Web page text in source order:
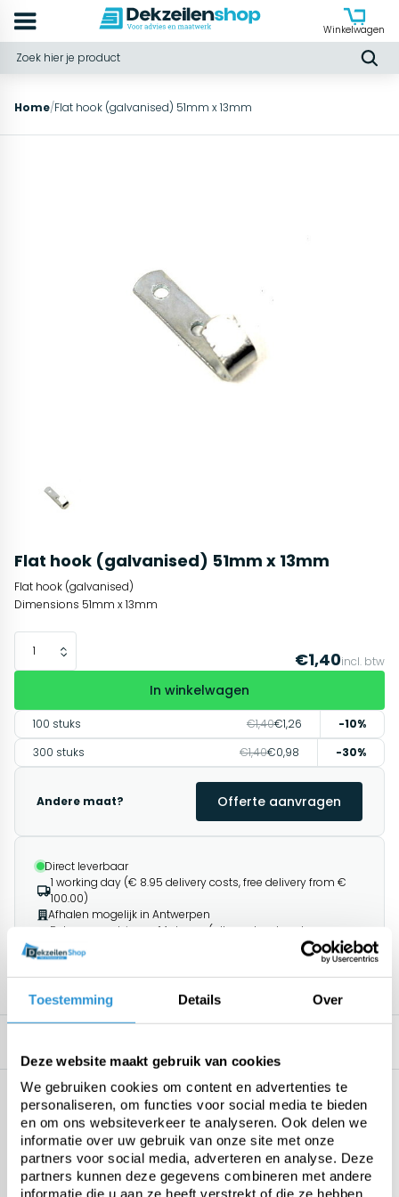
Toestemming Details Over
Deze website maakt gebruik van cookies
We gebruiken cookies om content en advertenties te
personaliseren, om functies voor social media te bieden
en om ons websiteverkeer te analyseren. Ook delen we
informatie over uw gebruik van onze site met onze
partners voor social media, adverteren en analyse. Deze
partners kunnen deze gegevens combineren met andere
informatie die u aan ze heeft verstrekt of die ze hebben
Winkelwagen
Home/Flat hook (galvanised) 51mm x 13mm
Flat hook (galvanised) 51mm x 13mm
Flat hook (galvanised)
Dimensions 51mm x 13mm
€1,40incl. btw
In winkelwagen
100 stuks €1,40€1,26
-10%
300 stuks
€1,40€0,98 -30%
Andere maat? Offerte aanvragen
Direct leverbaar
1 working day (€ 8.95 delivery costs, free delivery from €
100.00)
Afhalen mogelijk in Antwerpen
Retourneren binnen 14 dagen (alleen standaard
producten)
1195+ klanten geven ons een 9.8/10
Specificaties
Geen specificaties beschikbaar.